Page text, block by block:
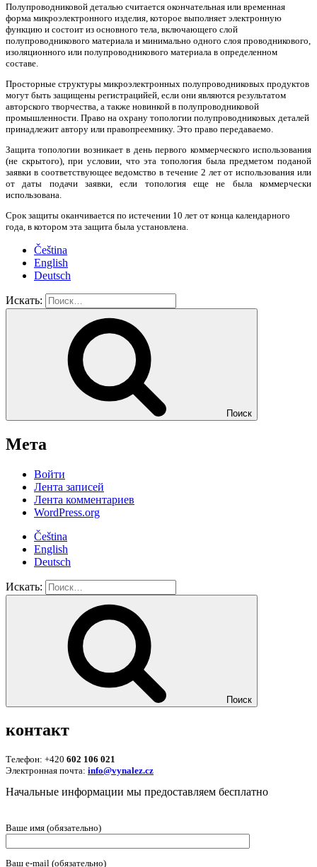
Полупроводниковой деталью считается окончательная или временная
форма микроэлектронного изделия, которое выполняет электронную
функцию и состоит из основного тела, включающего слой
полупроводникового материала и минимально одного слоя проводникового,
изоляционного или полупроводникового материала в определенном
составе.
Просторные структуры микроэлектронных полупроводниковых продуктов
могут быть защищены регистрацийей, если они являются результатом
авторского творчества, а также новинкой в полупроводниковой
промышленности. Право на охрану топологии полупроводниковых деталей
принадлежит автору или правопреемнику. Это право передаваемо.
Защита топологии возникает в день первого коммерческого использования
(не скрытого), при условии, что эта топология была предметом поданой
заявки в соответствующее ведомство в течение 2 лет от использования или
от даты подачи заявки, если топология еще не была коммерчески
использована.
Срок защиты оканчивается по истечении 10 лет от конца календарного
года, в котором эта защита была установлена.
Čeština
English
Deutsch
Искать:
Поиск
Мета
Войти
Лента записей
Лента комментариев
WordPress.org
Čeština
English
Deutsch
Искать:
Поиск
контакт
Телефон: +420 602 106 021
Электронная почта: info@vynalez.cz
Начальные информации мы предоставляем беcплатно
Ваше имя (обязательно)
Ваш e-mail (обязательно)